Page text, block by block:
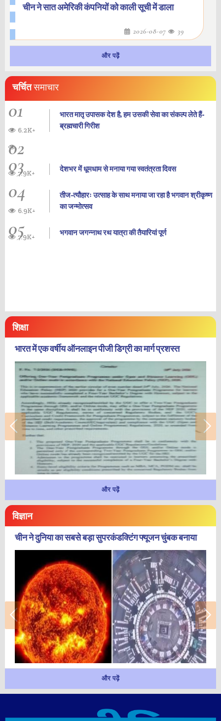
चीन ने सात अमेरिकी कंपनियों को काली सूची में डाला
2026-08-07 39
और पढ़ें
चर्चितसमाचार
01
भारत मातृ उपासक देश है, हम उसकी सेवा का संकल्प लेते हैं-
ब्रह्मचारी गिरीश
6.2K+
02
03 देशभर में धूमधाम से मनाया गया स्वतंत्रता दिवस
7.9K+
04
तीज-त्यौहारः उत्साह के साथ मनाया जा रहा है भगवान श्रीकृष्ण
का जन्‍मोत्‍सव
6.9K+
05 भगवान जगन्नाथ रथ यात्रा की तैयारियां पूर्ण
7.9K+
शिक्षा
भारत में एक वर्षीय ऑनलाइन पीजी डिग्री का मार्ग प्रशस्त
और पढ़ें
विज्ञान
चीन ने दुनिया का सबसे बड़ा सुपरकंडक्टिंग फ्यूजन चुंबक बनाया
और पढ़ें